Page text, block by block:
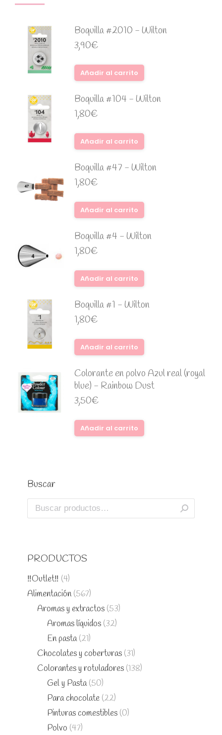
Boquilla #2010 - Wilton
3,90€
Añadir al carrito
Boquilla #104 - Wilton
1,80€
Añadir al carrito
Boquilla #47 - Wilton
1,80€
Añadir al carrito
Boquilla #4 - Wilton
1,80€
Añadir al carrito
Boquilla #1 - Wilton
1,80€
Añadir al carrito
Colorante en polvo Azul real (royal
blue) - Rainbow Dust
3,50€
Añadir al carrito
Buscar
PRODUCTOS
‼️Outlet‼️ (4)
Alimentación (567)
Aromas y extractos (53)
Aromas líquidos (32)
En pasta (21)
Chocolates y coberturas (31)
Colorantes y rotuladores (138)
Gel y Pasta (50)
Para chocolate (22)
Pinturas comestibles (0)
Polvo (47)